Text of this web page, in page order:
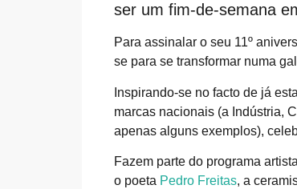
ser um fim-de-semana
Para assinalar o seu 11º
se para se transformar numa
Inspirando-se no facto de já
marcas nacionais (a Indústria,
apenas alguns exemplos),
Fazem parte do programa
o poeta Pedro Freitas, a